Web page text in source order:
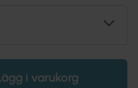
i varukorg